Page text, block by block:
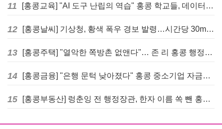
11 [홍콩교육] "AI 도구 난립의 역습" 홍콩 학교들, 데이터 고립에 교육 효과 평가 비상
12 [홍콩날씨] 기상청, 황색 폭우 경보 발령…시간당 30mm 이상 강우 예보
13 [홍콩주택] "열악한 쪽방촌 없앤다"… 존 리 홍콩 행정장관, 4년 내 단계적 폐지 선언
14 [홍콩금융] "은행 문턱 낮아졌다" 홍콩 중소기업 자금줄 숨통 트이나… HKMA "2분기 신용 조건 안정적"
15 [홍콩부동산] 렁춘잉 전 행정장관, 한자 이름 쏙 뺀 홍콩 고급 아파트 단지들에 쓴소리